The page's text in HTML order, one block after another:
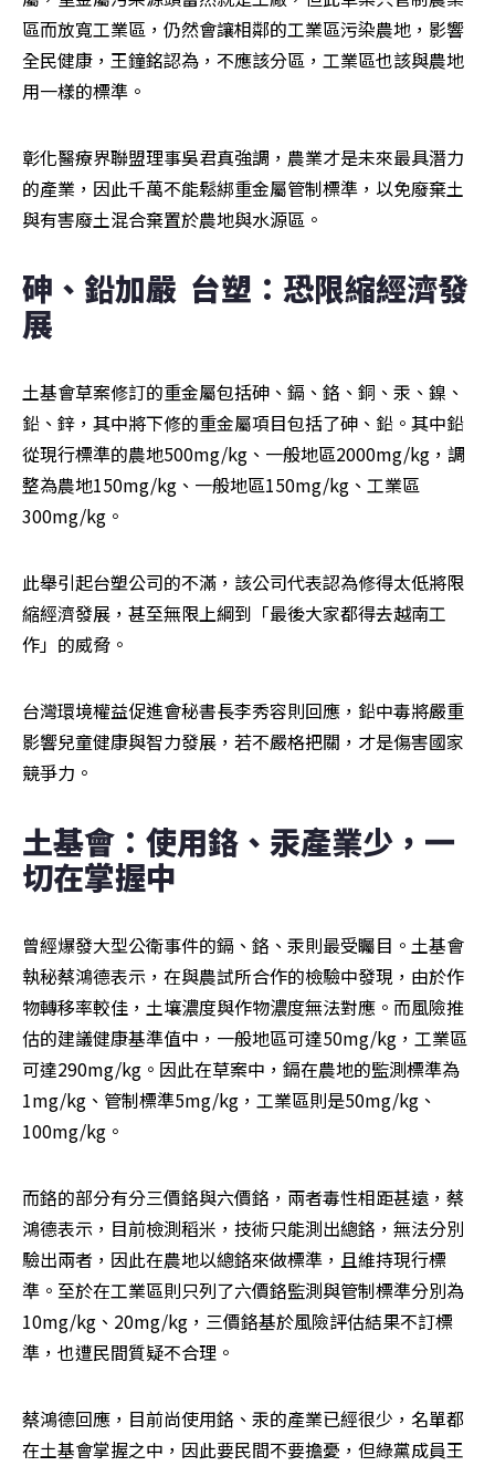
區而放寬工業區，仍然會讓相鄰的工業區污染農地，影響
全民健康，王鐘銘認為，不應該分區，工業區也該與農地
用一樣的標準。
彰化醫療界聯盟理事吳君真強調，農業才是未來最具潛力
的產業，因此千萬不能鬆綁重金屬管制標準，以免廢棄土
與有害廢土混合棄置於農地與水源區。
砷、鉛加嚴  台塑：恐限縮經濟發
展
土基會草案修訂的重金屬包括砷、鎘、鉻、銅、汞、鎳、
鉛、鋅，其中將下修的重金屬項目包括了砷、鉛。其中鉛
從現行標準的農地500mg/kg、一般地區2000mg/kg，調
整為農地150mg/kg、一般地區150mg/kg、工業區
300mg/kg。
此舉引起台塑公司的不滿，該公司代表認為修得太低將限
縮經濟發展，甚至無限上綱到「最後大家都得去越南工
作」的威脅。
台灣環境權益促進會秘書長李秀容則回應，鉛中毒將嚴重
影響兒童健康與智力發展，若不嚴格把關，才是傷害國家
競爭力。
土基會：使用鉻、汞產業少，一
切在掌握中
曾經爆發大型公衛事件的鎘、鉻、汞則最受矚目。土基會
執秘蔡鴻德表示，在與農試所合作的檢驗中發現，由於作
物轉移率較佳，土壤濃度與作物濃度無法對應。而風險推
估的建議健康基準值中，一般地區可達50mg/kg，工業區
可達290mg/kg。因此在草案中，鎘在農地的監測標準為
1mg/kg、管制標準5mg/kg，工業區則是50mg/kg、
100mg/kg。
而鉻的部分有分三價鉻與六價鉻，兩者毒性相距甚遠，蔡
鴻德表示，目前檢測稻米，技術只能測出總鉻，無法分別
驗出兩者，因此在農地以總鉻來做標準，且維持現行標
準。至於在工業區則只列了六價鉻監測與管制標準分別為
10mg/kg、20mg/kg，三價鉻基於風險評估結果不訂標
準，也遭民間質疑不合理。
蔡鴻德回應，目前尚使用鉻、汞的產業已經很少，名單都
在土基會掌握之中，因此要民間不要擔憂，但綠黨成員王